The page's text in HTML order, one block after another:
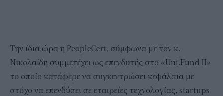
Την ίδια ώρα η PeopleCert, σύμφωνα με τον κ.
Νικολαΐδη συμμετέχει ως επενδυτής στο «Uni.Fund II»
το οποίο κατάφερε να συγκεντρώσει κεφάλαια με
στόχο να επενδύσει σε εταιρείες τεχνολογίας, startups